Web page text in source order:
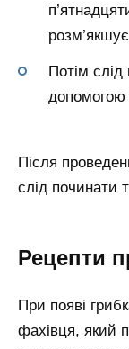
Потім
Після
слід починати
Рецепти
При появі
фахівця, який